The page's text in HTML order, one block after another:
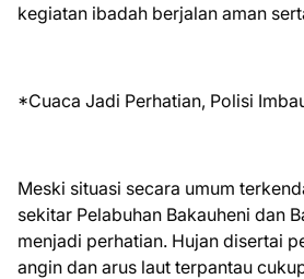
kegiatan ibadah berjalan aman
*Cuaca Jadi Perhatian, Polisi
Meski situasi secara umum
sekitar Pelabuhan Bakauheni dan
menjadi perhatian. Hujan disertai
angin dan arus laut terpantau